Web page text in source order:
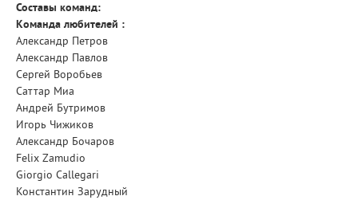
Составы команд:
Команда любителей :
Александр Петров
Александр Павлов
Сергей Воробьев
Саттар Миа
Андрей Бутримов
Игорь Чижиков
Александр Бочаров
Felix Zamudio
Giorgio Callegari
Константин Зарудный